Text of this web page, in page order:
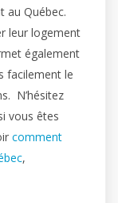
au Québec.
leur logement
également
facilement le
N’hésitez
vous êtes
comment
,